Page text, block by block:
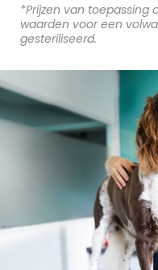
*Prijzen van toepassing
waarden voor een
gesteriliseerd.